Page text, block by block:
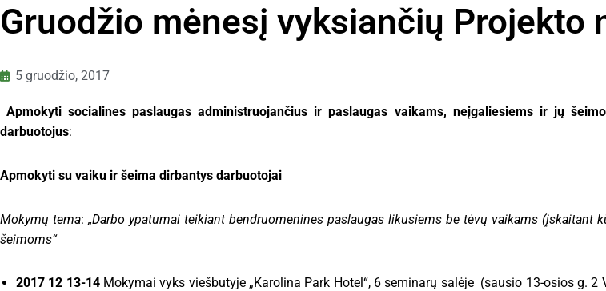
Gruodžio mėnesį vyksiančių Projekto
5 gruodžio, 2017
Apmokyti socialines paslaugas administruojančius ir paslaugas vaikams, neįgaliesiems ir jų
darbuotojus:
Apmokyti su vaiku ir šeima dirbantys darbuotojai
Mokymų tema: „Darbo ypatumai teikiant bendruomenines paslaugas likusiems be tėvų vaikams (įskaitant
šeimoms“
2017 12 13-14 Mokymai vyks viešbutyje „Karolina Park Hotel“, 6 seminarų salėje (sausio 13-osios g.